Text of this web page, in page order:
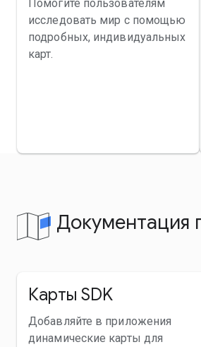
Помогите пользователям
исследовать мир с помощью
подробных, индивидуальных
карт.
Документация
Карты SDK
Добавляйте в приложения
динамические карты для